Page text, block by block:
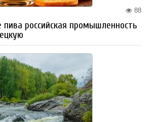
88
пива российская промышленность